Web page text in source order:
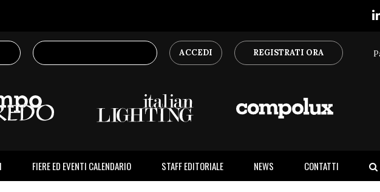
ACCEDI REGISTRATI ORA
FIERE ED EVENTI CALENDARIO STAFF EDITORIALE NEWS CONTATTI